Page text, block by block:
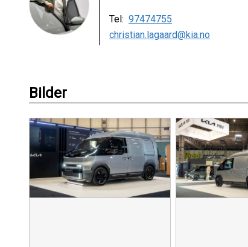
Tel: 97474755
christian.lagaard@kia.no
Bilder